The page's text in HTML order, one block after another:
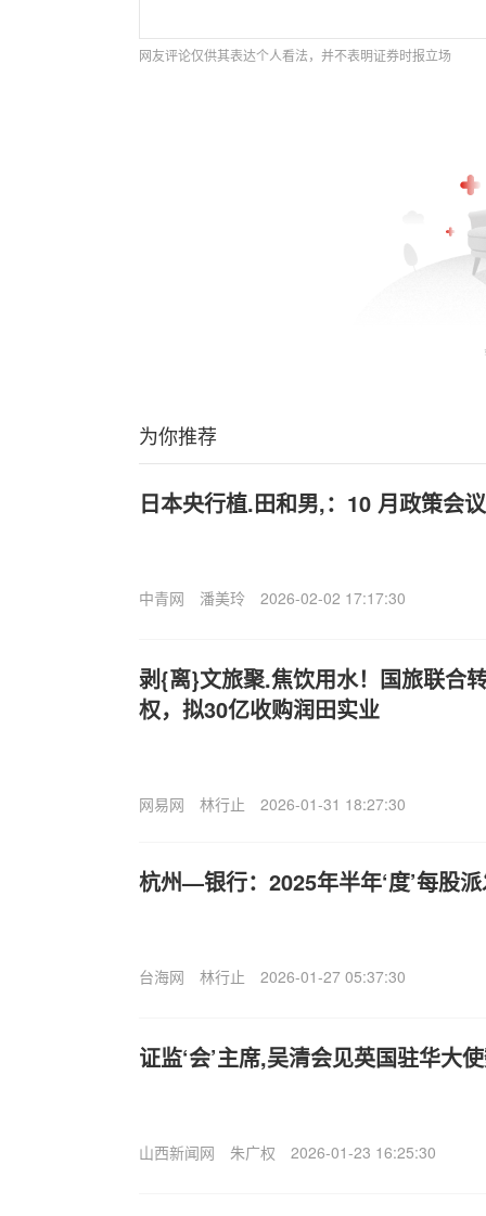
网友评论仅供其表达个人看法，并不表明证券时报立场
为你推荐
日本央行植.田和男,：10 月政策会
中青网 潘美玲 2026-02-02 17:17:30
剥{离}文旅聚.焦饮用水！国旅联合
权，拟30亿收购润田实业
网易网 林行止 2026-01-31 18:27:30
杭州—银行：2025年半年‘度’每股
台海网 林行止 2026-01-27 05:37:30
证监‘会’主席,吴清会见英国驻华大
山西新闻网 朱广权 2026-01-23 16:25:30